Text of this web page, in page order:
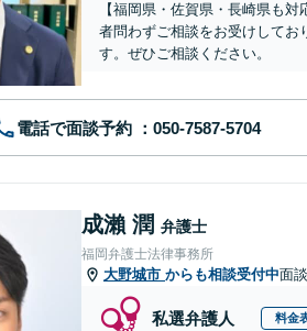
【福岡県・佐賀県・長崎県も
者問わずご相談をお受けしてお
す。ぜひご相談ください。
電話で面談予約
成瀨 潤 弁護士
福岡弁護士法律事務所
大野城市 からも相談受付中面
私選弁護人 料金